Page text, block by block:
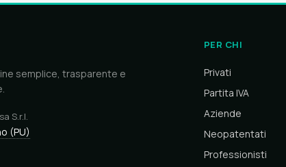
semplice, trasparente e
S.r.l.
(PU)
PER CHI
Privati
Partita IVA
Aziende
Neopatentati
Professionisti